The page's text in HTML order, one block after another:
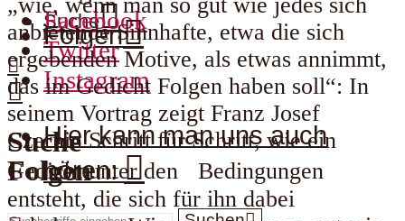
Suche
Suche
Facebook
Twitter
Instagram
Hier kann man uns auch
hören:
Folgen
Folgen
anbietende Sinnhafte, etwa die sich
ergebenden Motive, als etwas annimmt,
das im Gedicht Folgen haben soll“: In
seinem Vortrag zeigt Franz Josef
Czernin Schritt für Schritt, wie ein
Gedicht unter den Bedingungen
entsteht, die sich für ihn dabei